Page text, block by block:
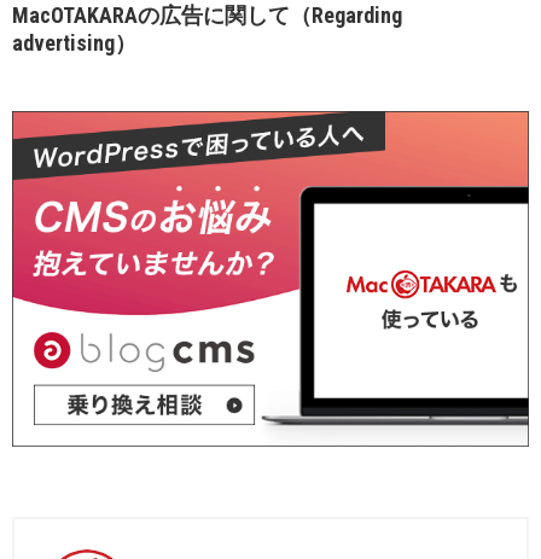
MacOTAKARAの広告に関して（Regarding
advertising）